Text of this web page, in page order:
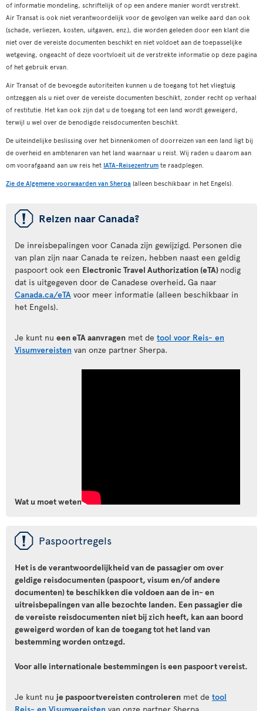
of informatie mondeling, schriftelijk of op een andere manier wordt verstrekt.
Air Transat is ook niet verantwoordelijk voor de gevolgen van welke aard dan ook
(schade, verliezen, kosten, uitgaven, enz.), die worden geleden door een klant die
niet over de vereiste documenten beschikt en niet voldoet aan de toepasselijke
wetgeving, ongeacht of deze voortvloeit uit de verstrekte informatie op deze pagina
of het gebruik ervan.
Air Transat of de bevoegde autoriteiten kunnen u de toegang tot het vliegtuig
ontzeggen als u niet over de vereiste documenten beschikt, zonder recht op verhaal
of restitutie. Het kan ook zijn dat u de toegang tot een land wordt geweigerd,
terwijl u wel over de benodigde reisdocumenten beschikt.
De uiteindelijke beslissing over het binnenkomen of doorreizen van een land ligt bij
de overheid en ambtenaren van het land waarnaar u reist. Wij raden u daarom aan
om voorafgaand aan uw reis het IATA-Reisezentrum te raadplegen.
Zie de Algemene voorwaarden van Sherpa (alleen beschikbaar in het Engels).
ü Reizen naar Canada?
De inreisbepalingen voor Canada zijn gewijzigd. Personen die
van plan zijn naar Canada te reizen, hebben naast een geldig
paspoort ook een Electronic Travel Authorization (eTA) nodig
dat is uitgegeven door de Canadese overheid. Ga naar
Canada.ca/eTA voor meer informatie (alleen beschikbaar in
het Engels).
Je kunt nu een eTA aanvragen met de tool voor Reis- en
Visumvereisten van onze partner Sherpa.
Wat u moet weten
ü Paspoortregels
Het is de verantwoordelijkheid van de passagier om over
geldige reisdocumenten (paspoort, visum en/of andere
documenten) te beschikken die voldoen aan de in- en
uitreisbepalingen van alle bezochte landen. Een passagier die
de vereiste reisdocumenten niet bij zich heeft, kan aan boord
geweigerd worden of kan de toegang tot het land van
bestemming worden ontzegd.
Voor alle internationale bestemmingen is een paspoort vereist.
Je kunt nu je paspoortvereisten controleren met de tool